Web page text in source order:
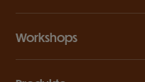
Workshops